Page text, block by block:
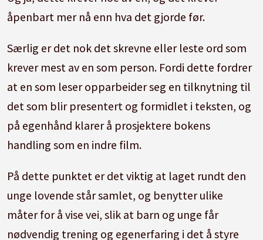
åpenbart mer nå enn hva det gjorde før.
Særlig er det nok det skrevne eller leste ord som
krever mest av en som person. Fordi dette fordrer
at en som leser opparbeider seg en tilknytning til
det som blir presentert og formidlet i teksten, og
på egenhånd klarer å prosjektere bokens
handling som en indre film.
På dette punktet er det viktig at laget rundt den
unge lovende står samlet, og benytter ulike
måter for å vise vei, slik at barn og unge får
nødvendig trening og egenerfaring i det å styre